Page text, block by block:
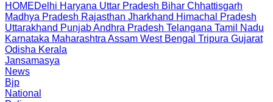
HOMEDelhi Haryana Uttar Pradesh Bihar Chhattisgarh
Madhya Pradesh Rajasthan Jharkhand Himachal Pradesh
Uttarakhand PunjabAndhra Pradesh Telangana Tamil Nadu
Karnataka Maharashtra Assam West Bengal Tripura Gujarat
Odisha Kerala
Jansamasya
News
Bjp
National